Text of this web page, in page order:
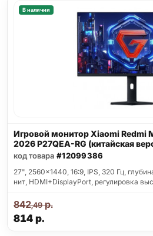
В наличии
Игровой монитор Xiaomi Redmi
2026 P27QEA-RG (китайская
код товара #12099386
27", 2560x1440, 16:9, IPS, 320 Гц,
нит, HDMI+DisplayPort, регулировка
814р.
842,49р.